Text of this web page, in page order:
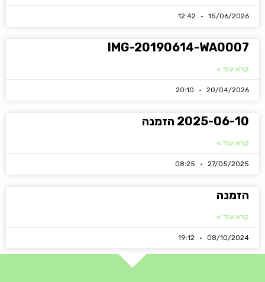
15/06/2026
IMG-20190614-WA0007
קרא עוד »
20/04/2026
2025-06-10 הזמנה
קרא עוד »
27/05/2025
הזמנה
קרא עוד »
08/10/2024